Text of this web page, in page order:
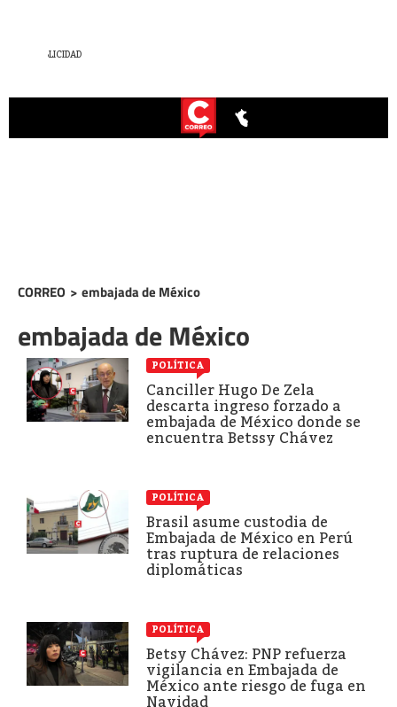
CORREO > embajada de México
embajada de México
POLÍTICA
Canciller Hugo De Zela
descarta ingreso forzado a
embajada de México donde se
encuentra Betssy Chávez
POLÍTICA
Brasil asume custodia de
Embajada de México en Perú
tras ruptura de relaciones
diplomáticas
POLÍTICA
Betsy Chávez: PNP refuerza
vigilancia en Embajada de
México ante riesgo de fuga en
Navidad